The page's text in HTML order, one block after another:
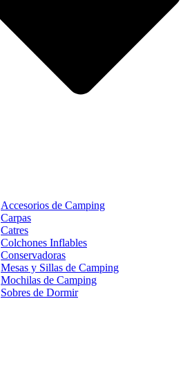
Accesorios de Camping
Carpas
Catres
Colchones Inflables
Conservadoras
Mesas y Sillas de Camping
Mochilas de Camping
Sobres de Dormir